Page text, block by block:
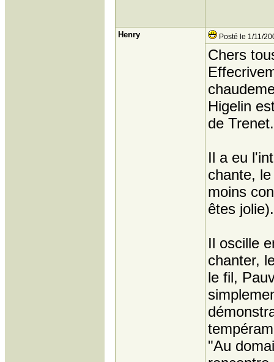
Henry Posté le 1/11/
Chers
Higelin
de Trenet.
Il a eu
chante,
moins
êtes jolie).
Il oscille
chanter,
le fil,
"Au